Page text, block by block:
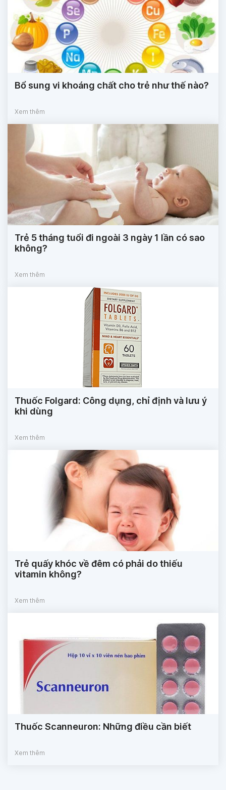
Bổ sung vi khoáng chất cho trẻ như thế nào?
Xem thêm
Trẻ 5 tháng tuổi đi ngoài 3 ngày 1 lần có sao
không?
Xem thêm
Thuốc Folgard: Công dụng, chỉ định và lưu ý
khi dùng
Xem thêm
Trẻ quấy khóc về đêm có phải do thiếu
vitamin không?
Xem thêm
Thuốc Scanneuron: Những điều cần biết
Xem thêm